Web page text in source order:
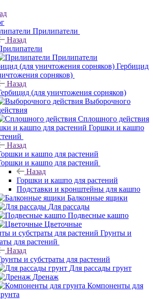
Прилипатели
Назад
Прилипатели
Гербицид
сорняков)
Назад
(для уничтожения сорняков)
Выборочного
Сплошного действия
Горшки и кашпо
Назад
и кашпо для растений
и кашпо для растений
Назад
Горшки и кашпо для растений
Подставки и кронштейны для кашпо
Балконные ящики
Для рассады
Подвесные кашпо
Цветочные
Грунты и
для растений
Назад
и субстраты для растений
Для рассады грунт
Дренаж
Компоненты для